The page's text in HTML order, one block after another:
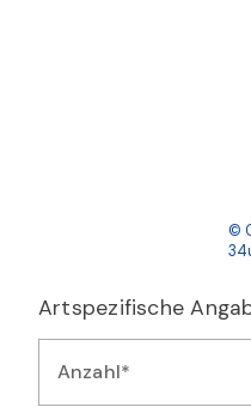
©
Artspezifische
Anzahl*